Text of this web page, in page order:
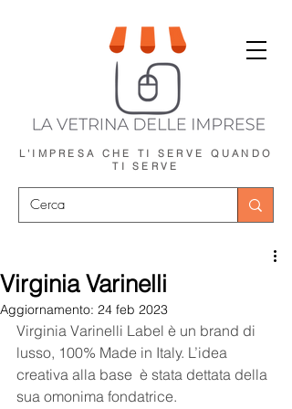
L'IMPRESA CHE TI SERVE QUANDO
TI SERVE
Virginia Varinelli
Aggiornamento: 24 feb 2023
Virginia Varinelli Label è un brand di
lusso, 100% Made in Italy. L’idea
creativa alla base  è stata dettata della
sua omonima fondatrice.